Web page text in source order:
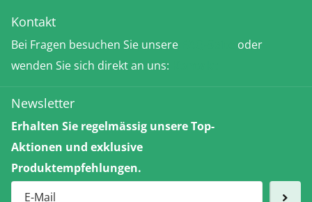
Kontakt
Bei Fragen besuchen Sie unsere
oder
wenden Sie sich direkt an uns:
Newsletter
Erhalten Sie regelmässig unsere Top-
Aktionen und exklusive
Produktempfehlungen.